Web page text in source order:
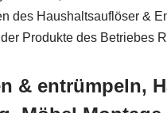
des Haushaltsauflöser &
Produkte des Betriebes
& entrümpeln,